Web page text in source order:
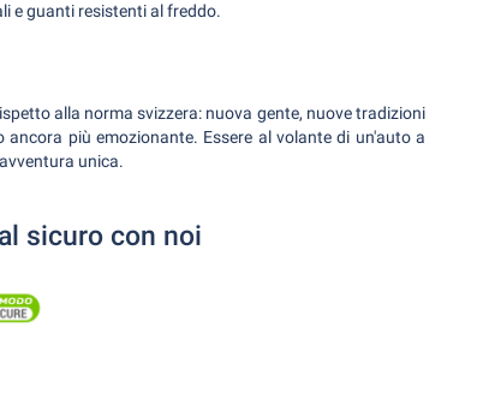
e guanti resistenti al freddo.
alla norma svizzera: nuova gente, nuove tradizioni
più emozionante. Essere al volante di un'auto a
unica.
sicuro con noi